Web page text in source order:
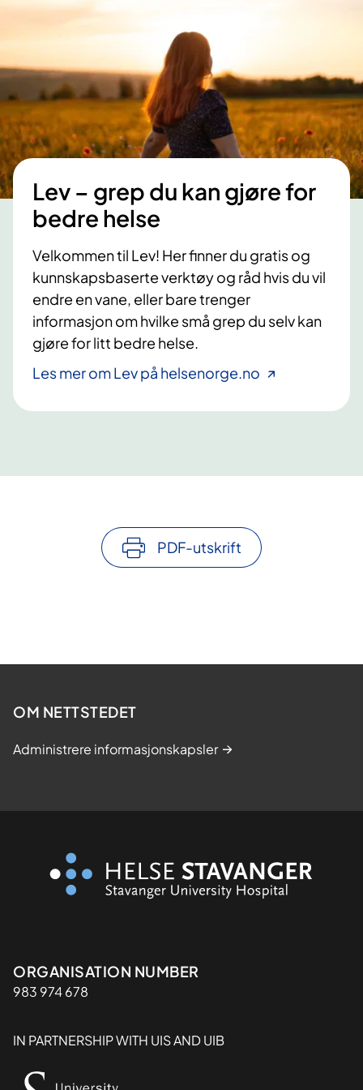
Lev – grep du kan gjøre for
bedre helse
Velkommen til Lev! Her finner du gratis og
kunnskapsbaserte verktøy og råd hvis du vil
endre en vane, eller bare trenger
informasjon om hvilke små grep du selv kan
gjøre for litt bedre helse.
Les mer om Lev på helsenorge.no
PDF-utskrift
OM NETTSTEDET
Administrere informasjonskapsler
Organisasjon
ORGANISATION NUMBER
983 974 678
IN PARTNERSHIP WITH UIS AND UIB